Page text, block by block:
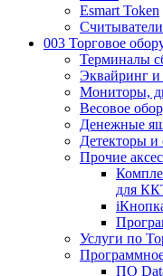
Esmart Token
003 Торговое
Терминалы
Эквайринг
Мониторы,
Весовое
Денежные
Детекторы и
Прочие
для
Услуги по
ПО